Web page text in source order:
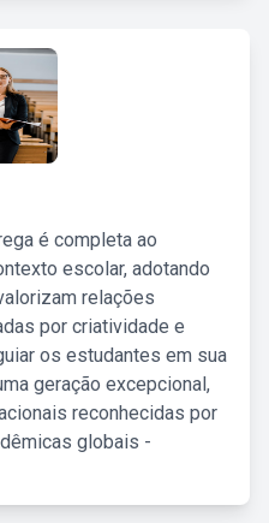
é completa ao
escolar, adotando
relações
por criatividade e
os estudantes em sua
geração excepcional,
reconhecidas por
globais -